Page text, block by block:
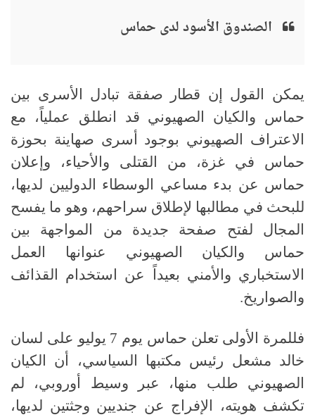
الصندوق الأسود لدى حماس
يمكن القول إن قطار صفقة تبادل الأسرى بين
حماس والكيان الصهيوني قد انطلق عملياً، مع
الاعتراف الصهيوني بوجود أسرى صهاينة بحوزة
حماس في غزة، من القتلى والأحياء، وإعلان
حماس عن بدء مساعي الوسطاء الدوليين لديها،
للبحث في مطالبها لإطلاق سراحهم، وهو ما يفسح
المجال لفتح صفحة جديدة من المواجهة بين
حماس والكيان الصهيوني عنوانها العمل
الاستخباري والأمني بعيداً عن استخدام القذائف
والصواريخ.
فللمرة الأولى تعلن حماس يوم
يوليو على لسان
خالد مشعل رئيس مكتبها السياسي، أن الكيان
الصهيوني طلب منها، عبر وسيط أوروبي، لم
تكشف هويته، الإفراج عن جنديين وجثتين لديها،